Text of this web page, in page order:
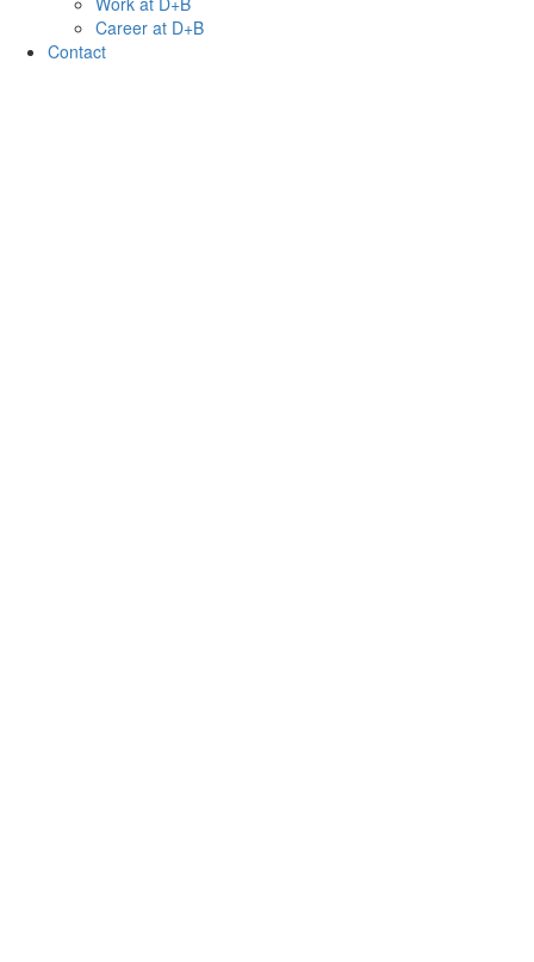
Career at D+B
Contact